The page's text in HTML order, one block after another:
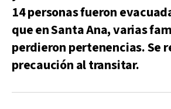
14 personas fueron
que en Santa Ana, varias
perdieron pertenencias. Se
precaución al transitar.